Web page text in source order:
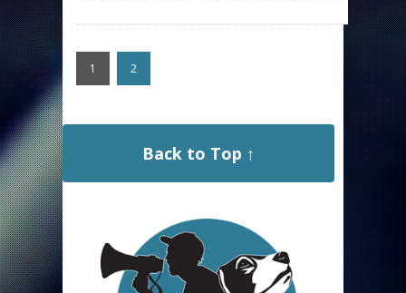
1 2
Back to Top ↑